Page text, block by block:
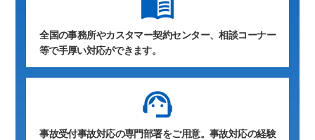
全国の事務所やカスタマー契約センター、相談コーナー
等で手厚い対応ができます。
事故受付事故対応の専門部署をご用意。事故対応の経験